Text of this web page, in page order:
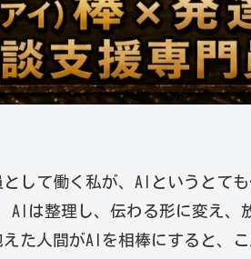
して働く私が、AIというとて
は整理し、伝わる形に変え
た人間がAIを相棒にすると、